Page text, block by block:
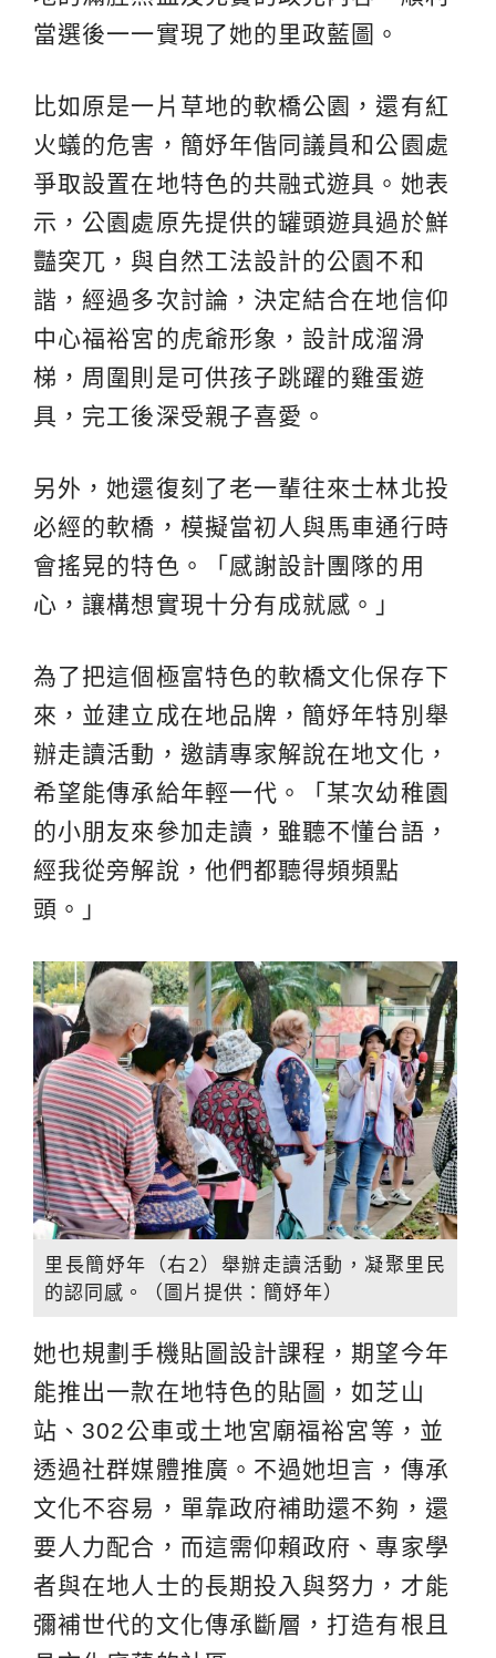
當選後一一實現了她的里政藍圖。
比如原是一片草地的軟橋公園，還有紅
火蟻的危害，簡妤年偕同議員和公園處
爭取設置在地特色的共融式遊具。她表
示，公園處原先提供的罐頭遊具過於鮮
豔突兀，與自然工法設計的公園不和
諧，經過多次討論，決定結合在地信仰
中心福裕宮的虎爺形象，設計成溜滑
梯，周圍則是可供孩子跳躍的雞蛋遊
具，完工後深受親子喜愛。
另外，她還復刻了老一輩往來士林北投
必經的軟橋，模擬當初人與馬車通行時
會搖晃的特色。「感謝設計團隊的用
心，讓構想實現十分有成就感。」
為了把這個極富特色的軟橋文化保存下
來，並建立成在地品牌，簡妤年特別舉
辦走讀活動，邀請專家解說在地文化，
希望能傳承給年輕一代。「某次幼稚園
的小朋友來參加走讀，雖聽不懂台語，
經我從旁解說，他們都聽得頻頻點
頭。」
里長簡妤年（右2）舉辦走讀活動，凝聚里民
的認同感。（圖片提供：簡妤年）
她也規劃手機貼圖設計課程，期望今年
能推出一款在地特色的貼圖，如芝山
站、302公車或土地宮廟福裕宮等，並
透過社群媒體推廣。不過她坦言，傳承
文化不容易，單靠政府補助還不夠，還
要人力配合，而這需仰賴政府、專家學
者與在地人士的長期投入與努力，才能
彌補世代的文化傳承斷層，打造有根且